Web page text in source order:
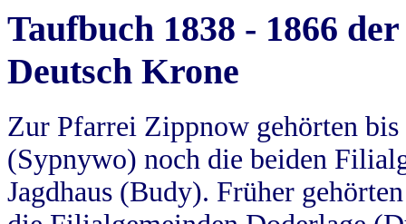
Taufbuch 1838 - 1866
Deutsch Krone
Zur Pfarrei Zippnow gehörten
(Sypnywo) noch die beiden
Jagdhaus (Budy). Früher